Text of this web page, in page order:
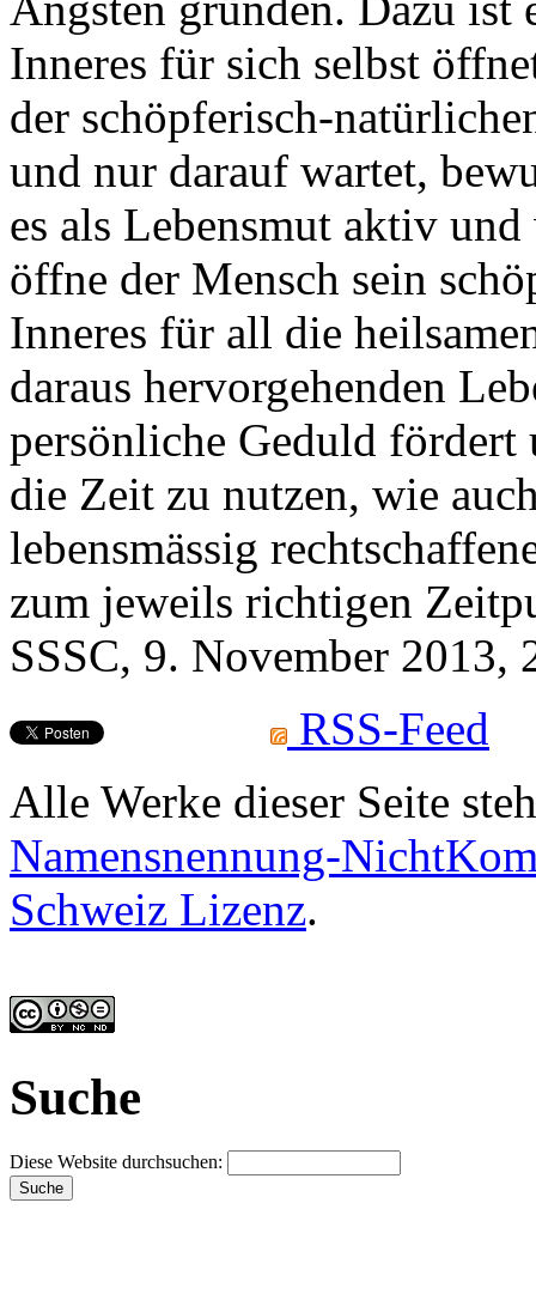
Inneres für sich selbst
der schöpferisch-
und nur darauf wartet,
es als Lebensmut aktiv
öffne der Mensch sein
Inneres für all die
daraus hervorgehenden
persönliche Geduld
die Zeit zu nutzen, wie
lebensmässig
zum jeweils richtigen
SSSC, 9. November
RSS-Feed
Alle Werke dieser Seite
Namensnennung-
Schweiz Lizenz.
Suche
Diese Website durchsuchen: